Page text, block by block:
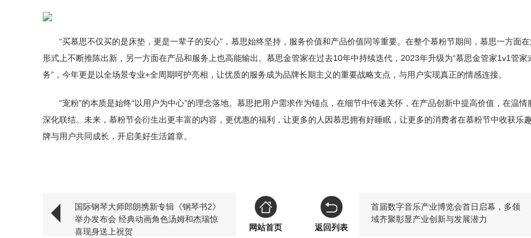
“买慕思不仅买的是床垫，更是一辈子的安心”，慕思始终坚持，服务价值和产品价值同等重要。在整个慕粉节期间，慕思一方面
形式上不断推陈出新，另一方面在产品和服务上也高能输出。慕思金管家在过去10年中持续迭代，2023年升级为“慕思金管家1v1管家
务”，今年更是以全场景专业+全周期呵护亮相，让优质的服务成为品牌长期主义的重要战略支点，与用户实现真正的情感连接。
“宠粉”的本质是始终“以用户为中心”的理念落地。慕思把用户需求作为锚点，在细节中传递关怀，在产品创新中提高价值，在温情
深化联结。未来，慕粉节会衍生出更丰富的内容，更优惠的福利，让更多的人因慕思拥有好睡眠，让更多的消费者在慕粉节中收获乐
牌与用户共同成长，开启美好生活篇章。
国际钢琴大师郎朗携新专辑《钢琴书2》
举办发布会 经典动画角色汤姆和杰瑞惊
喜现身送上祝贺
首届数字音乐产业博览会首日启幕，多领
域齐聚彰显产业创新与发展潜力
网站首页
返回列表